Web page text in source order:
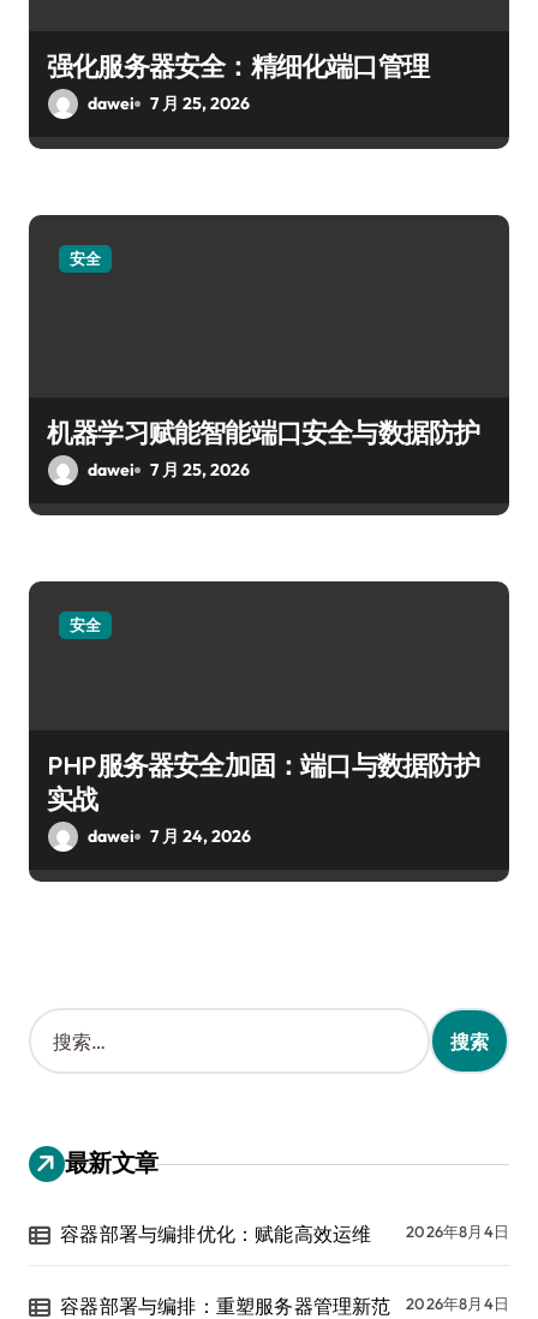
强化服务器安全：精细化端口管理
dawei 7 月 25, 2026
安全
机器学习赋能智能端口安全与数据防护
dawei 7 月 25, 2026
安全
PHP服务器安全加固：端口与数据防护
实战
dawei 7 月 24, 2026
搜
索
：
最新文章
容器部署与编排优化：赋能高效运维 2026年8月4日
容器部署与编排：重塑服务器管理新范
2026年8月4日